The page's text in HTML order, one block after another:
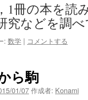
1冊の本を読
究などを調
: 数学 | コメントする
ら駒
01/07作成者: Konami